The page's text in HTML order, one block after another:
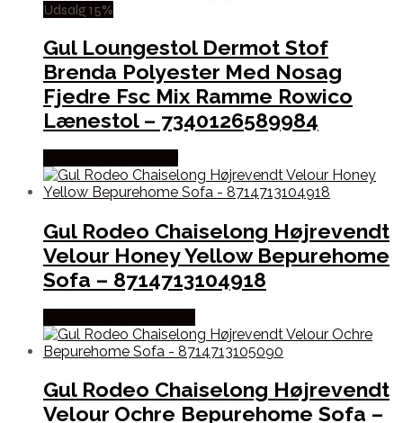
Udsalg 15%
Gul Loungestol Dermot Stof
Brenda Polyester Med Nosag
Fjedre Fsc Mix Ramme Rowico
Lænestol – 7340126589984
Gul Rodeo Chaiselong Højrevendt
Velour Honey Yellow Bepurehome
Sofa – 8714713104918
Gul Rodeo Chaiselong Højrevendt
Velour Ochre Bepurehome Sofa –